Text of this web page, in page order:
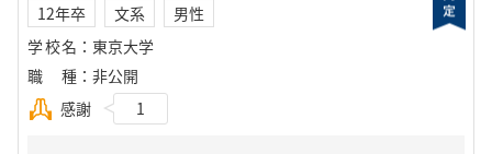
12年卒 文系
男性
学校名 ： 東京大学
職種 ： 非公開
感謝
1